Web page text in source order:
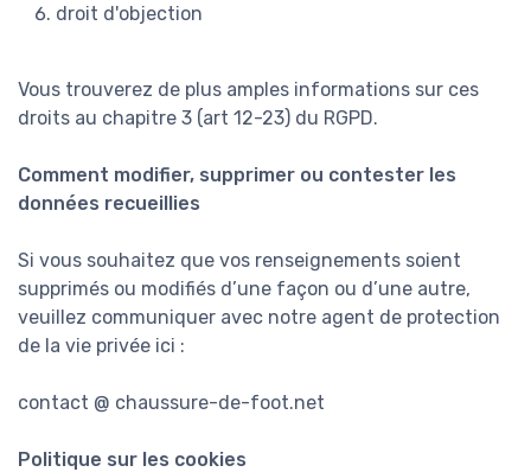
droit d'objection
Vous trouverez de plus amples informations sur ces
droits au chapitre 3 (art 12-23) du RGPD.
Comment modifier, supprimer ou contester les
données recueillies
Si vous souhaitez que vos renseignements soient
supprimés ou modifiés d’une façon ou d’une autre,
veuillez communiquer avec notre agent de protection
de la vie privée ici :
contact @ chaussure-de-foot.net
Politique sur les cookies